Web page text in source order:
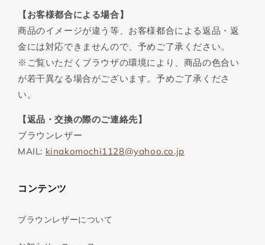
【お客様都合による場合】
商品のイメージが違う等、お客様都合による返品・返
金には対応できませんので、予めご了承ください。
※ご覧いただくブラウザの環境により、商品の色合い
が若干異なる場合がございます。予めご了承くださ
い。
【返品・交換の際のご連絡先】
ブラウンレザー
MAIL: kinakomochi1128@yahoo.co.jp
コンテンツ
ブラウンレザーについて